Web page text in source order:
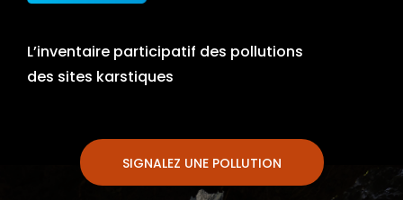
L’inventaire participatif des pollutions
des sites karstiques
SIGNALEZ UNE POLLUTION